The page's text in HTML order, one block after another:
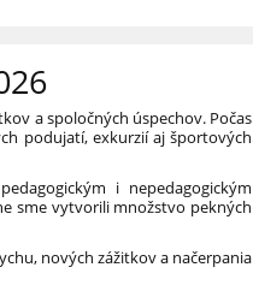
a spoločných úspechov. Počas
podujatí, exkurzií aj športových
i nepedagogickým
sme vytvorili množstvo pekných
nových zážitkov a načerpania